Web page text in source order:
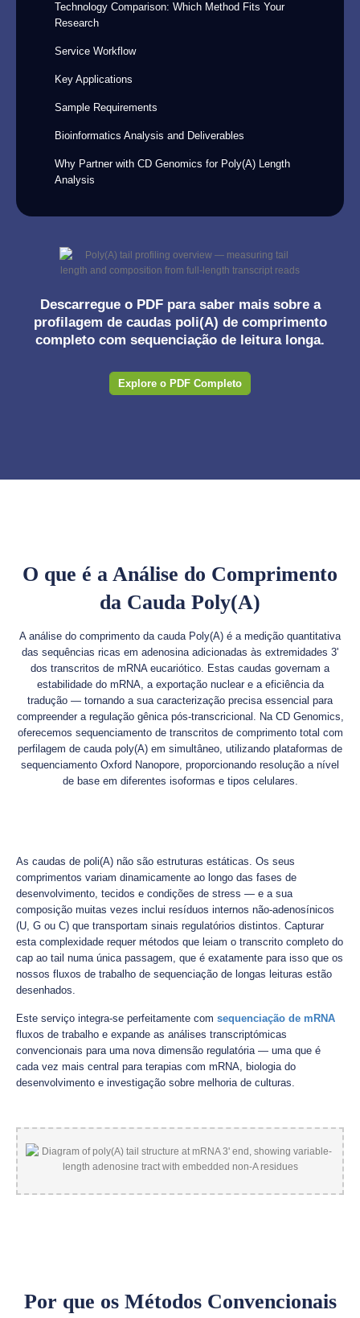
Technology Comparison: Which Method Fits Your
Research
Service Workflow
Key Applications
Sample Requirements
Bioinformatics Analysis and Deliverables
Why Partner with CD Genomics for Poly(A) Length
Analysis
Descarregue o PDF para saber mais sobre a
profilagem de caudas poli(A) de comprimento
completo com sequenciação de leitura longa.
Explore o PDF Completo
O que é a Análise do Comprimento
da Cauda Poly(A)
A análise do comprimento da cauda Poly(A) é a medição quantitativa
das sequências ricas em adenosina adicionadas às extremidades 3'
dos transcritos de mRNA eucariótico. Estas caudas governam a
estabilidade do mRNA, a exportação nuclear e a eficiência da
tradução — tornando a sua caracterização precisa essencial para
compreender a regulação gênica pós-transcricional. Na CD Genomics,
oferecemos sequenciamento de transcritos de comprimento total com
perfilagem de cauda poly(A) em simultâneo, utilizando plataformas de
sequenciamento Oxford Nanopore, proporcionando resolução a nível
de base em diferentes isoformas e tipos celulares.
As caudas de poli(A) não são estruturas estáticas. Os seus
comprimentos variam dinamicamente ao longo das fases de
desenvolvimento, tecidos e condições de stress — e a sua
composição muitas vezes inclui resíduos internos não-adenosínicos
(U, G ou C) que transportam sinais regulatórios distintos. Capturar
esta complexidade requer métodos que leiam o transcrito completo do
cap ao tail numa única passagem, que é exatamente para isso que os
nossos fluxos de trabalho de sequenciação de longas leituras estão
desenhados.
Este serviço integra-se perfeitamente com sequenciação de mRNA
fluxos de trabalho e expande as análises transcriptómicas
convencionais para uma nova dimensão regulatória — uma que é
cada vez mais central para terapias com mRNA, biologia do
desenvolvimento e investigação sobre melhoria de culturas.
Por que os Métodos Convencionais